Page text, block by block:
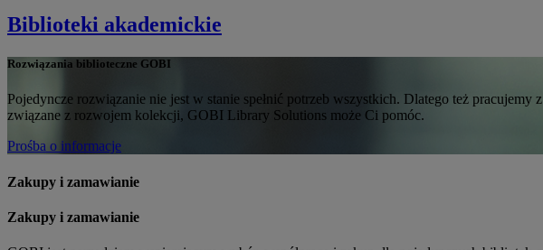
Biblioteki akademickie
Rozwiązania biblioteczne GOBI
Pojedyncze rozwiązanie nie jest w stanie spełnić potrzeb wszystkich. Dlatego też
związane z rozwojem kolekcji, GOBI Library Solutions może Ci pomóc.
Prośba o informacje
Zakupy i zamawianie
Zakupy i zamawianie